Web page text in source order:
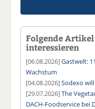
Folgende
interessieren
[06.08.2026]Gastwelt:
Wachstum
[04.08.2026]Sodexo
[29.07.2026]The
DACH-Foodservice bei